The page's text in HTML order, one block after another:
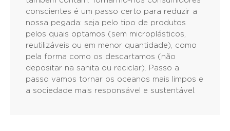
conscientes é um passo certo para reduzir a
nossa pegada: seja pelo tipo de produtos
pelos quais optamos (sem microplásticos,
reutilizáveis ou em menor quantidade), como
pela forma como os descartamos (não
depositar na sanita ou reciclar). Passo a
passo vamos tornar os oceanos mais limpos e
a sociedade mais responsável e sustentável.